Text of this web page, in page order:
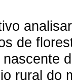
de
rural do